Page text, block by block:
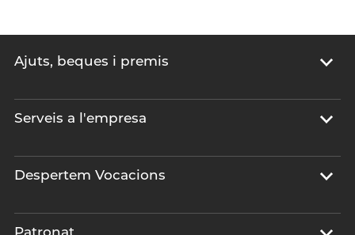
Ajuts, beques i premis
Serveis a l'empresa
Despertem Vocacions